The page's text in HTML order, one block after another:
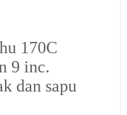
170C
9 inc.
dan sapu